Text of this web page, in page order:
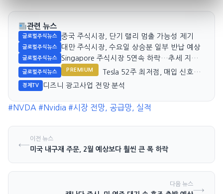
관련 뉴스
글로벌주식뉴스 중국 주식시장, 단기 랠리 멈출 가능성 제기
글로벌주식뉴스 대만 주식시장, 수요일 상승분 일부 반납 예상
글로벌주식뉴스
Singapore 주식시장 5연속 하락…추세 지속
가능성 주목
글로벌주식뉴스 PREMIUM
Tesla 52주 최저점, 매입 신호일
까?
경제TV 디즈니 광고사업 전망 분석
#NVDA #Nvidia #시장 전망, 공급망, 실적
←이전 뉴스
미국 내구재 주문, 2월 예상보다 훨씬 큰 폭 하락
다음 뉴스→